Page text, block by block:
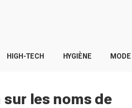
HIGH-TECH HYGIÈNE MODE
les noms de